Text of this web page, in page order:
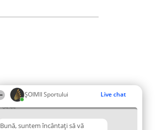
ȘOIMII Sportului Live chat
04:44
Bună, suntem încântați să vă